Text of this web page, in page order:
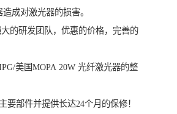
成对激光器的损害。
的研发团队，优惠的价格，完善的
美国MOPA 20W 光纤激光器的整
要部件并提供长达24个月的保修！